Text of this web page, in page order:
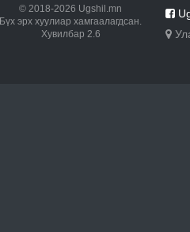
© 2018-2026 Ugshil.mn
Бүх эрх хуулиар хамгаалагдсан.
Хувилбар 2.6